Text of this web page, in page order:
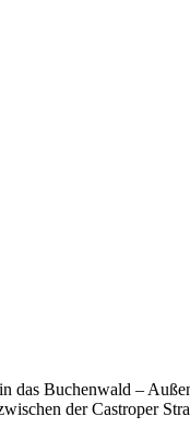
Buchenwald –
der Castroper